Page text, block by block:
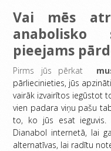
Vai mēs
anabolisko
pieejams
Pirms jūs pērkat
pārliecinieties, jūs
vairāk izvairītos iegūstot
vien padara viņu pašu
to, ko jūs esat ieguvis.
Dianabol internetā, lai
alternatīvas, lai radītu